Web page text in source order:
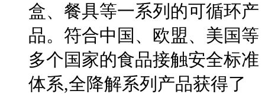
盒、餐具等一系列的可循环产
品。符合中国、欧盟、美国等
多个国家的食品接触安全标准
体系,全降解系列产品获得了